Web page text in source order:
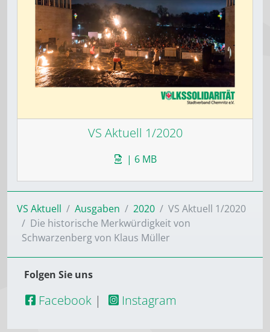
VS Aktuell 1/2020
| 6 MB
VS Aktuell Ausgaben 2020
VS Aktuell 1/2020
Die historische Merkwürdigkeit von
Schwarzenberg von Klaus Müller
Folgen Sie uns
Facebook | Instagram